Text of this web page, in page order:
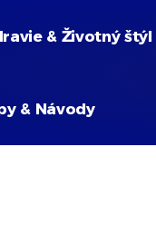
& Životný štýl
& Návody